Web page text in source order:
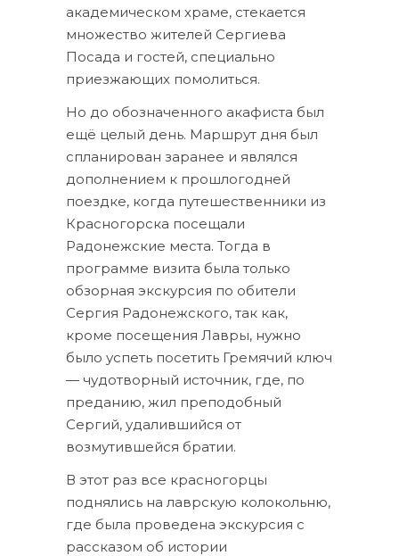
академическом храме, стекается
множество жителей Сергиева
Посада и гостей, специально
приезжающих помолиться.
Но до обозначенного акафиста был
ещё целый день. Маршрут дня был
спланирован заранее и являлся
дополнением к прошлогодней
поездке, когда путешественники из
Красногорска посещали
Радонежские места. Тогда в
программе визита была только
обзорная экскурсия по обители
Сергия Радонежского, так как,
кроме посещения Лавры, нужно
было успеть посетить Гремячий ключ
— чудотворный источник, где, по
преданию, жил преподобный
Сергий, удалившийся от
возмутившейся братии.
В этот раз все красногорцы
поднялись на лаврскую колокольню,
где была проведена экскурсия с
рассказом об истории